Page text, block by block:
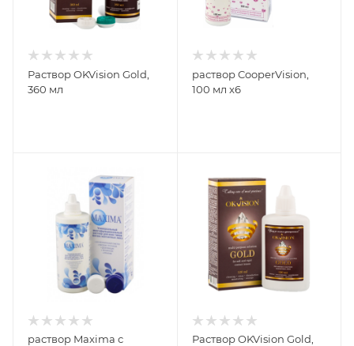
Раствор OKVision Gold,
360 мл
раствор CooperVision,
100 мл x6
раствор Maxima с
Раствор OKVision Gold,